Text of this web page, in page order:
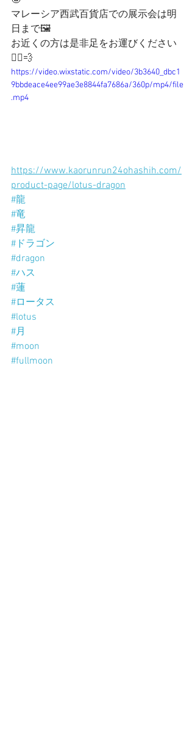
マレーシア西武百貨店での展示会は明
日まで🖼️
お近くの方は是非足をお運びください
🚶‍♀️💨
https://video.wixstatic.com/video/3b3640_dbc1
9bbdeace4ee99ae3e8844fa7686a/360p/mp4/file
.mp4
https://www.kaorunrun24ohashih.com/
product-page/lotus-dragon
#龍
#竜
#昇龍
#ドラゴン
#dragon
#ハス
#蓮
#ロータス
#lotus
#月
#moon
#fullmoon